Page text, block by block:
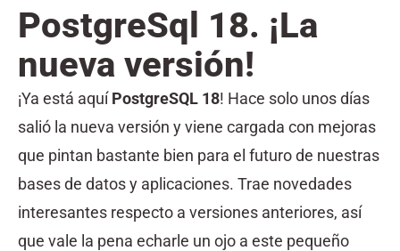
PostgreSql 18. ¡La
nueva versión!
¡Ya está aquíPostgreSQL 18! Hace solo unos días
salió la nueva versión y viene cargada con mejoras
que pintan bastante bien para el futuro de nuestras
bases de datos y aplicaciones. Trae novedades
interesantes respecto a versiones anteriores, así
que vale la pena echarle un ojo a este pequeño